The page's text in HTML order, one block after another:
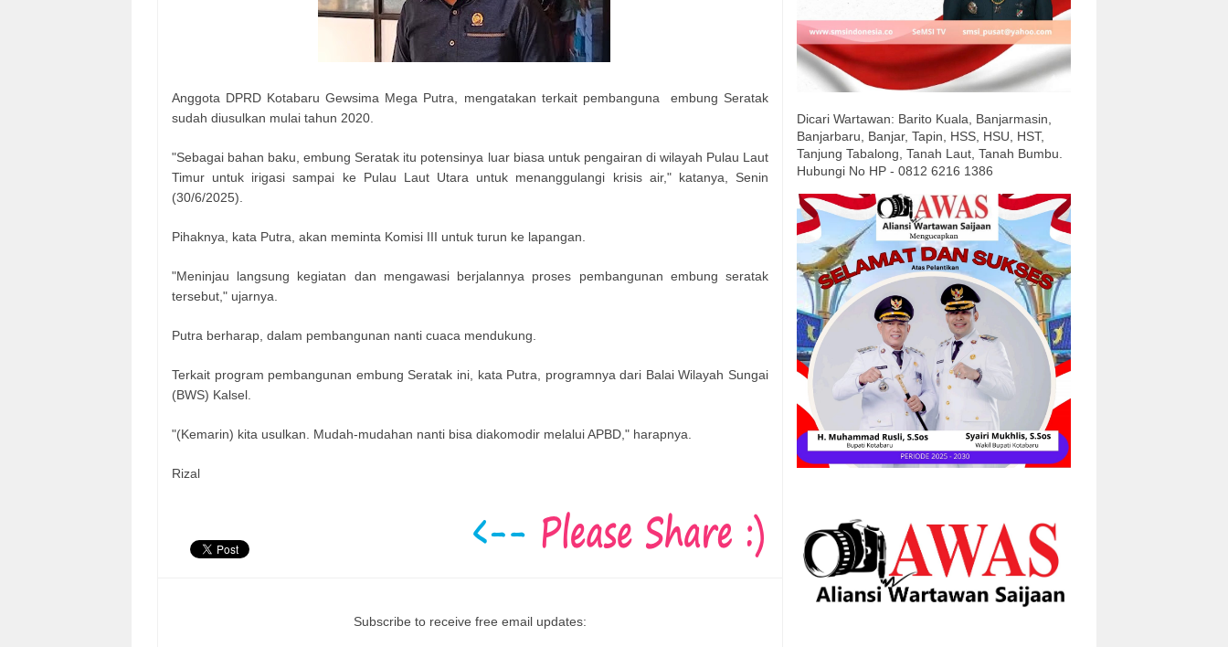
Anggota DPRD Kotabaru Gewsima Mega Putra, mengatakan terkait pembanguna embung Seratak
sudah diusulkan mulai tahun 2020.
"Sebagai bahan baku, embung Seratak itu potensinya luar biasa untuk pengairan di wilayah Pulau Laut
Timur untuk irigasi sampai ke Pulau Laut Utara untuk menanggulangi krisis air," katanya, Senin
(30/6/2025).
Pihaknya, kata Putra, akan meminta Komisi III untuk turun ke lapangan.
"Meninjau langsung kegiatan dan mengawasi berjalannya proses pembangunan embung seratak
tersebut," ujarnya.
Putra berharap, dalam pembangunan nanti cuaca mendukung.
Terkait program pembangunan embung Seratak ini, kata Putra, programnya dari Balai Wilayah Sungai
(BWS) Kalsel.
"(Kemarin) kita usulkan. Mudah-mudahan nanti bisa diakomodir melalui APBD," harapnya.
Rizal
Subscribe to receive free email updates:
Dicari Wartawan: Barito Kuala, Banjarmasin,
Banjarbaru, Banjar, Tapin, HSS, HSU, HST,
Tanjung Tabalong, Tanah Laut, Tanah Bumbu.
Hubungi No HP - 0812 6216 1386